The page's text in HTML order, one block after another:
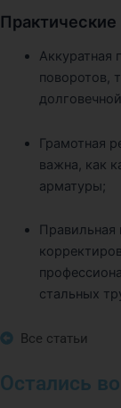
Аккуратная
поворотов,
Грамотная
важна, как
арматуры;
Правильная
стальных
Все статьи
Остались